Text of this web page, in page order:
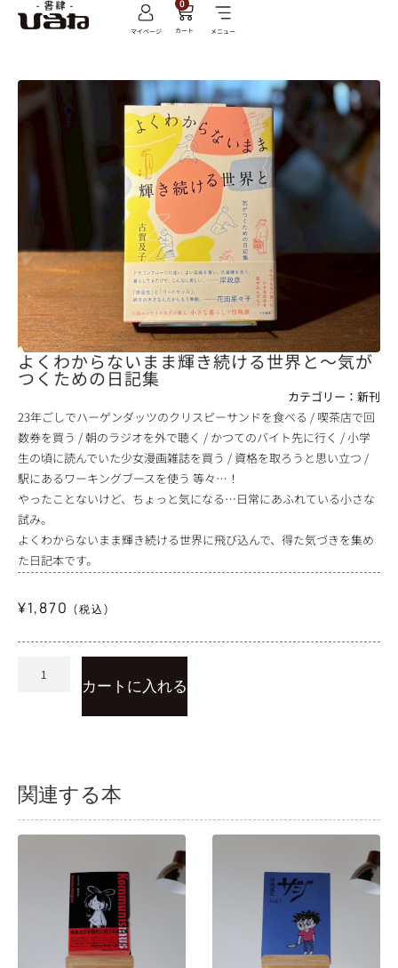
マイページ
0
カート メニュー
よくわからないまま輝き続ける世界と～気が
つくための日記集
カテゴリー： 新刊
23年ごしでハーゲンダッツのクリスピーサンドを食べる / 喫茶店で回
数券を買う / 朝のラジオを外で聴く / かつてのバイト先に行く / 小学
生の頃に読んでいた少女漫画雑誌を買う / 資格を取ろうと思い立つ /
駅にあるワーキングブースを使う 等々…！
やったことないけど、ちょっと気になる…日常にあふれている小さな
試み。
よくわからないまま輝き続ける世界に飛び込んで、得た気づきを集め
た日記本です。
¥1,870 (税込)
カートに入れる
関連する本